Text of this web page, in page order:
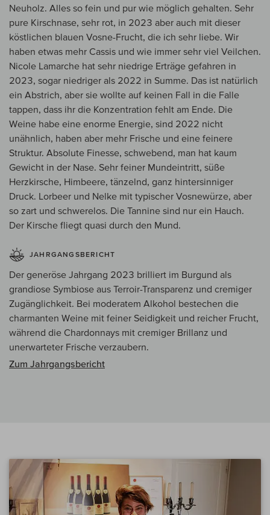
Neuholz. Alles so fein und pur wie möglich gehalten. Sehr
pure Kirschnase, sehr rot, in 2023 aber auch mit dieser
köstlichen blauen Vosne-Frucht, die ich sehr liebe. Wir
haben etwas mehr Cassis und wie immer sehr viel Veilchen.
Nicole Lamarche hat sehr niedrige Erträge gefahren in
2023, sogar niedriger als 2022 in Summe. Das ist natürlich
ein Abstrich, aber sie wollte auf keinen Fall in die Falle
tappen, dass ihr die Konzentration fehlt am Ende. Die
Weine habe eine enorme Energie, sind 2022 nicht
unähnlich, haben aber mehr Frische und eine feinere
Struktur. Absolute Finesse, schwebend, man hat kaum
Gewicht in der Nase. Sehr feiner Mundeintritt, süße
Herzkirsche, Himbeere, tänzelnd, ganz hintersinniger
Druck. Lorbeer und Nelke mit typischer Vosnewürze, aber
so zart und schwerelos. Die Tannine sind nur ein Hauch.
Der Kirsche fliegt quasi durch den Mund.
JAHRGANGSBERICHT
Der generöse Jahrgang 2023 brilliert im Burgund als
grandiose Symbiose aus Terroir-Transparenz und cremiger
Zugänglichkeit. Bei moderatem Alkohol bestechen die
charmanten Weine mit feiner Seidigkeit und reicher Frucht,
während die Chardonnays mit cremiger Brillanz und
unerwarteter Frische verzaubern.
Zum Jahrgangsbericht